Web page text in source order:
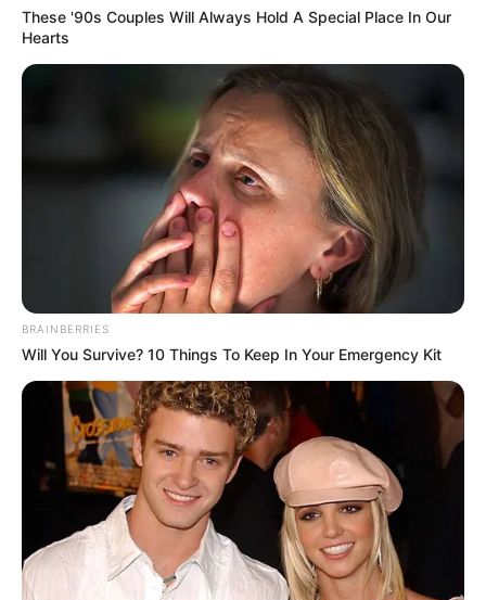
Clara fait connaissance avec la bande
Clément vient voir Claudine à son cabinet car
elle ne lui répondait pas au téléphone. Becker
lui confie qu’il veut la vérité.
Claudine explique : pendant qu’elle fouillait dans
l’ordinateur de Clément,Atlan était avec
Sabine à la sortie du lycée. Il avait tout
préparé.Sabine était un moyen de pression
donner les coordonnées du témoin… sinon elle
ne reverrait jamais Sabine.
These '90s Couples Will Always Hold A Special Place In Our
Hearts
BRAINBERRIES
Will You Survive? 10 Things To Keep In Your Emergency Kit